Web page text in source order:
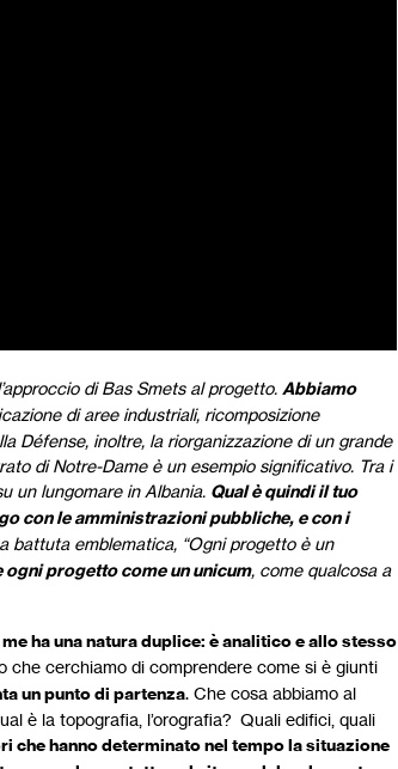
di Bas Smets al progetto. Abbiamo
di aree industriali, ricomposizione
Défense, inoltre, la riorganizzazione di un grande
di Notre-Dame è un esempio significativo. Tra i
un lungomare in Albania. Qual è quindi il tuo
con le amministrazioni pubbliche, e con i
battuta emblematica, “Ogni progetto è un
progetto come un unicum, come qualcosa a
ha una natura duplice: è analitico e allo stesso
cerchiamo di comprendere come si è giunti
un punto di partenza. Che cosa abbiamo al
è la topografia, l’orografia? Quali edifici, quali
che hanno determinato nel tempo la situazione